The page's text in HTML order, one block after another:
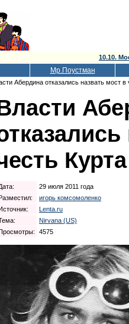
10.10.
Мр.Поустман
Абердина отказались назвать мост в
29 июля 2011 года
игорь комсомоленко
Lenta.ru
Nirvana (US)
4575